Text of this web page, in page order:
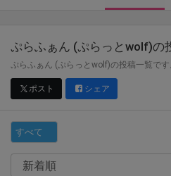
ぷらふぁん (ぷらっとwolf)の
ぷらふぁん (ぷらっとwolf)の投稿一覧です
ポスト シェア
すべて